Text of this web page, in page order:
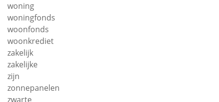
woning
woningfonds
woonfonds
woonkrediet
zakelijk
zakelijke
zijn
zonnepanelen
zwarte